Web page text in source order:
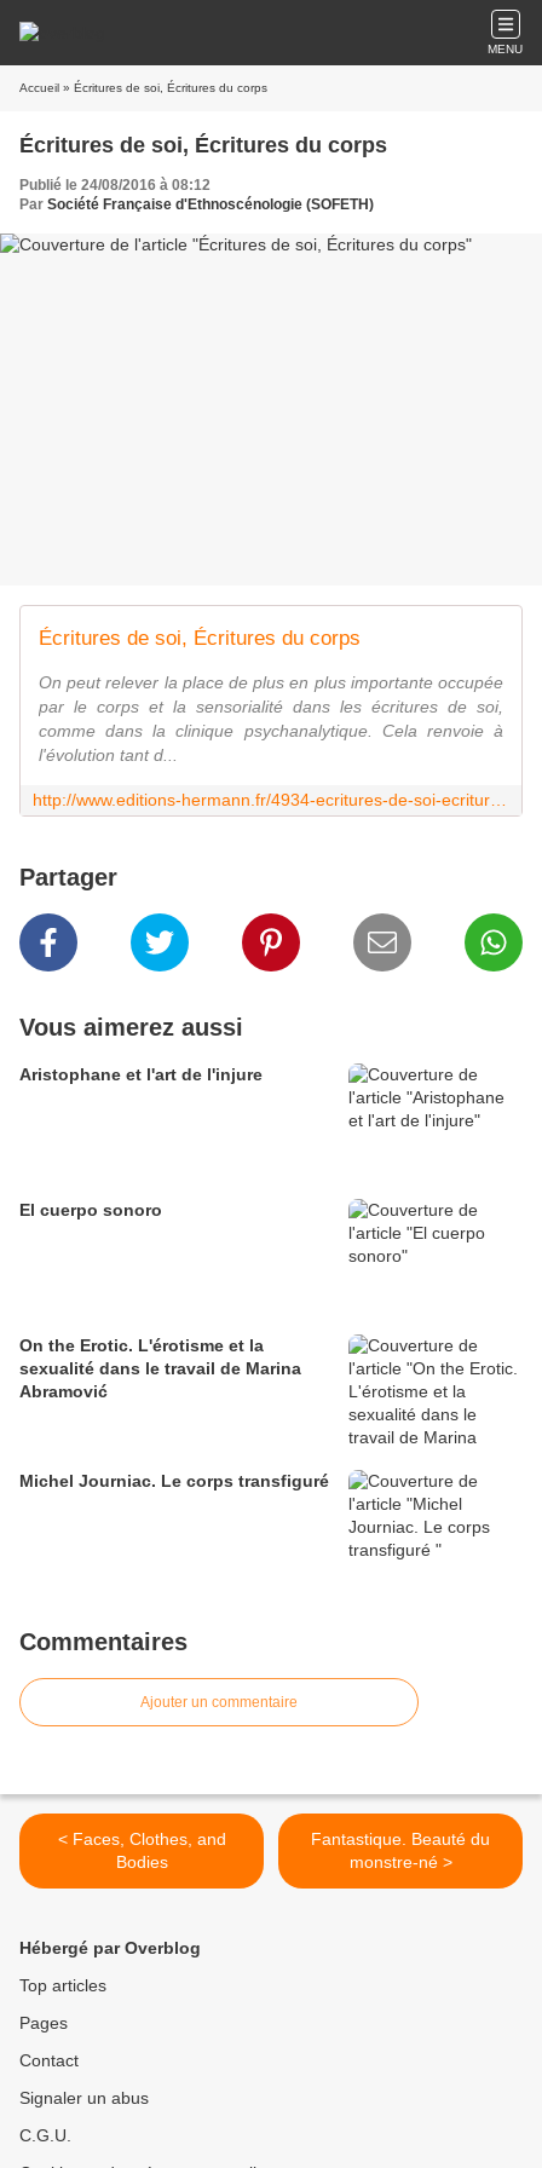
MENU
Accueil » Écritures de soi, Écritures du corps
Écritures de soi, Écritures du corps
Publié le 24/08/2016 à 08:12
Par Société Française d'Ethnoscénologie (SOFETH)
Écritures de soi, Écritures du corps
On peut relever la place de plus en plus importante occupée
par le corps et la sensorialité dans les écritures de soi,
comme dans la clinique psychanalytique. Cela renvoie à
l'évolution tant d...
Partager
Vous aimerez aussi
Aristophane et l'art de l'injure
El cuerpo sonoro
On the Erotic. L'érotisme et la
sexualité dans le travail de Marina
Abramović
Michel Journiac. Le corps transfiguré
Commentaires
Ajouter un commentaire
< Faces, Clothes, and
Bodies
Fantastique. Beauté du
monstre-né >
Hébergé par Overblog
Top articles
Pages
Contact
Signaler un abus
C.G.U.